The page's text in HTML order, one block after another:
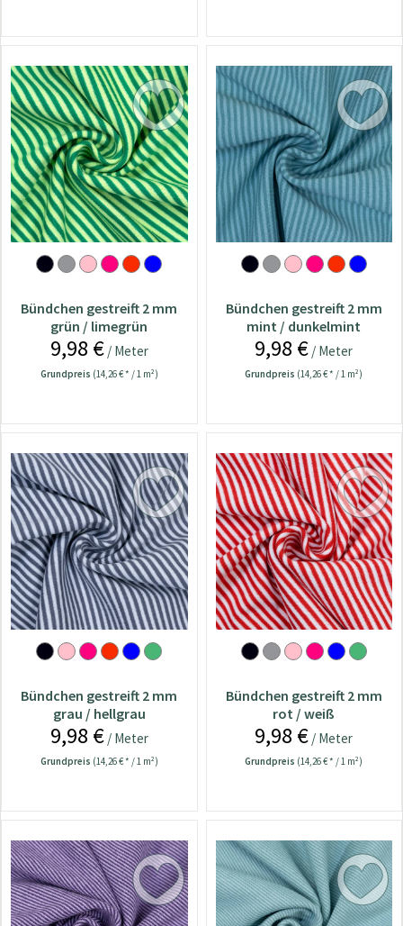
Bündchen gestreift 2 mm
grün / limegrün
9,98 €/ Meter
Grundpreis (14,26 € * / 1 m²)
Bündchen gestreift 2 mm
mint / dunkelmint
9,98 € / Meter
Grundpreis (14,26 € * / 1 m²)
Bündchen gestreift 2 mm
grau / hellgrau
9,98 €/ Meter
Grundpreis (14,26 € * / 1 m²)
Bündchen gestreift 2 mm
rot / weiß
9,98 € / Meter
Grundpreis (14,26 € * / 1 m²)